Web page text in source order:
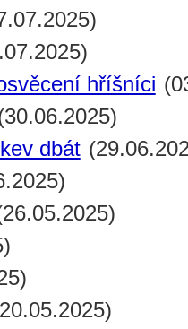
hříšníci
dbát